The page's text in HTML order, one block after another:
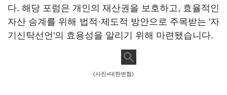
다. 해당 포럼은 개인의 재산권을 보호하고, 효율적인
자산 승계를 위해 법적·제도적 방안으로 주목받는 '자
기신탁선언'의 효용성을 알리기 위해 마련됐습니다.
(사진=대한변협)